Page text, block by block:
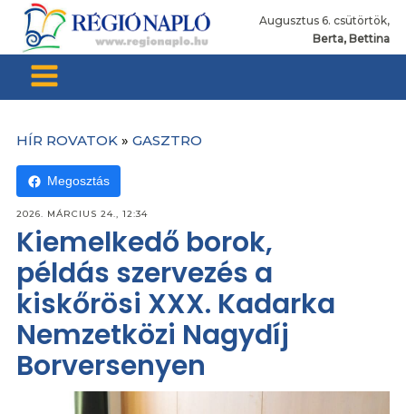
Augusztus 6. csütörtök,
Berta, Bettina
HÍR ROVATOK » GASZTRO
Megosztás
2026. MÁRCIUS 24., 12:34
Kiemelkedő borok,
példás szervezés a
kiskőrösi XXX. Kadarka
Nemzetközi Nagydíj
Borversenyen